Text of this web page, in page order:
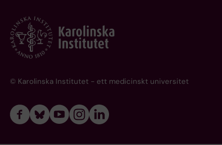
© Karolinska Institutet - ett medicinskt universitet